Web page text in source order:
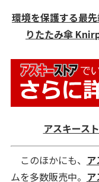
環境を保護する最
りたたみ傘
アスキース
このほかにも、
ムを多数販売中。